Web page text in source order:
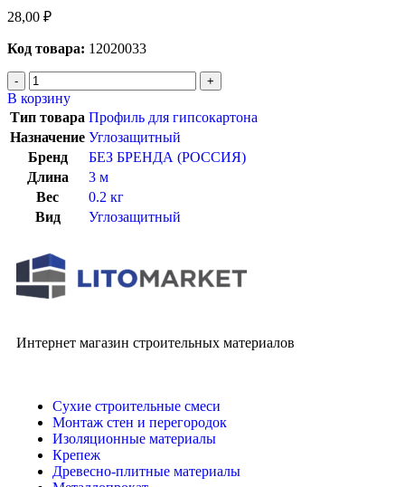
28,00 ₽
Код товара: 12020033
В корзину
Тип товара Профиль для гипсокартона
Назначение Углозащитный
Бренд
БЕЗ БРЕНДА (РОССИЯ)
Длина
3 м
Вес
0.2 кг
Вид
Углозащитный
Интернет магазин строительных материалов
Сухие строительные смеси
Монтаж стен и перегородок
Изоляционные материалы
Крепеж
Древесно-плитные материалы